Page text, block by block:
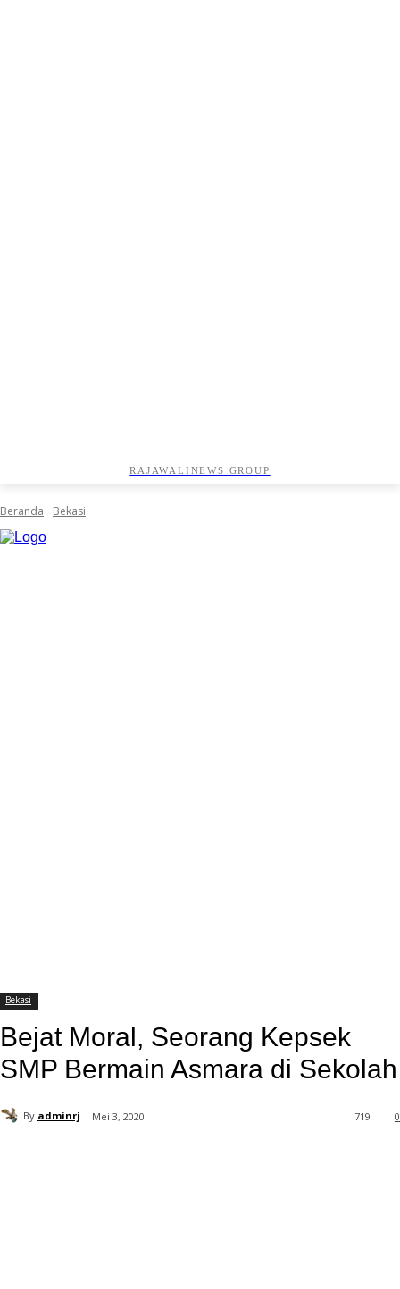
RAJAWALINEWS GROUP
Beranda Bekasi
Bekasi
Bejat Moral, Seorang Kepsek
SMP Bermain Asmara di Sekolah
By adminrj Mei 3, 2020 0
719